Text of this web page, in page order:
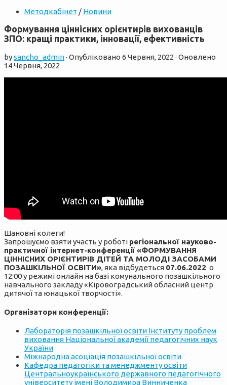
Методкабінет / Новини
Формування ціннісних орієнтирів вихованців
ЗПО: кращі практики, інновації, ефективність
bysancho_admin· Опубліковано 6 Червня, 2022 · Оновлено
14 Червня, 2022
Шановні колеги!
Запрошуємо взяти участь у роботі регіональної науково-
практичної інтернет-конференції «ФОРМУВАННЯ
ЦІННІСНИХ ОРІЄНТИРІВ ДІТЕЙ ТА МОЛОДІ ЗАСОБАМИ
ПОЗАШКІЛЬНОЇ ОСВІТИ», яка відбудеться 07.06.2022 о
12:00 у режимі онлайн на базі комунального позашкільного
навчального закладу «Кіровоградський обласний центр
дитячої та юнацької творчості».
Організатори конференції:
Лабораторія позашкільної освіти Інституту проблем
виховання Національної академії педагогічних наук
України
Міжнародна асоціація позашкільної освіти
Кафедра педагогіки та менеджменту освіти
Центральноукраїнського державного педагогічного
університету імені Володимира Винниченка